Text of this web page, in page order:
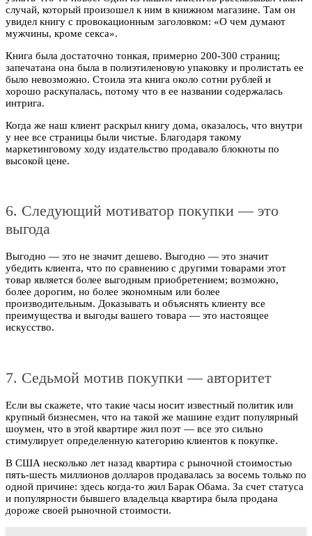
случай, который произошел к ним в книжном магазине. Там он
увидел книгу с провокационным заголовком: «О чем думают
мужчины, кроме секса».
Книга была достаточно тонкая, примерно 200-300 страниц;
запечатана она была в полиэтиленовую упаковку и пролистать ее
было невозможно. Стоила эта книга около сотни рублей и
хорошо раскупалась, потому что в ее названии содержалась
интрига.
Когда же наш клиент раскрыл книгу дома, оказалось, что внутри
у нее все страницы были чистые. Благодаря такому
маркетинговому ходу издательство продавало блокноты по
высокой цене.
6. Следующий мотиватор покупки — это
выгода
Выгодно — это не значит дешево. Выгодно — это значит
убедить клиента, что по сравнению с другими товарами этот
товар является более выгодным приобретением; возможно,
более дорогим, но более экономным или более
производительным. Доказывать и объяснять клиенту все
преимущества и выгоды вашего товара — это настоящее
искусство.
7. Седьмой мотив покупки — авторитет
Если вы скажете, что такие часы носит известный политик или
крупный бизнесмен, что на такой же машине ездит популярный
шоумен, что в этой квартире жил поэт — все это сильно
стимулирует определенную категорию клиентов к покупке.
В США несколько лет назад квартира с рыночной стоимостью
пять-шесть миллионов долларов продавалась за восемь только по
одной причине: здесь когда-то жил Барак Обама. За счет статуса
и популярности бывшего владельца квартира была продана
дороже своей рыночной стоимости.